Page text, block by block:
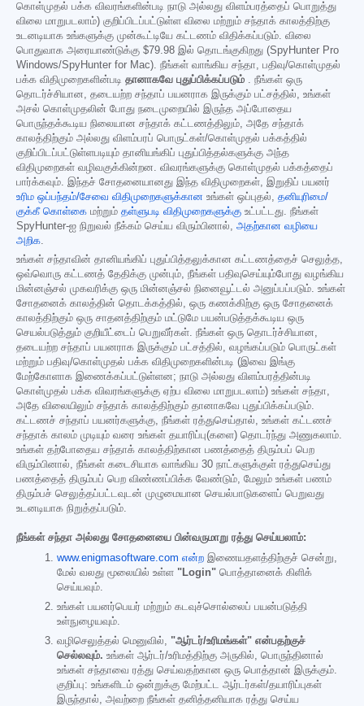
கொள்முதல் பக்க விவரங்களின்படி நாடு அல்லது விளம்பரத்தைப் பொறுத்து
விலை மாறுபடலாம்) குறிப்பிடப்பட்டுள்ள விலை மற்றும் சந்தாக் காலத்திற்கு
உடனடியாக உங்களுக்கு முன்கூட்டியே கட்டணம் விதிக்கப்படும். விலை
பொதுவாக அரையாண்டுக்கு $79.98 இல் தொடங்குகிறது (SpyHunter Pro
Windows/SpyHunter for Mac). நீங்கள் வாங்கிய சந்தா, பதிவு/கொள்முதல்
பக்க விதிமுறைகளின்படி தானாகவே புதுப்பிக்கப்படும் . நீங்கள் ஒரு
தொடர்ச்சியான, தடையற்ற சந்தாப் பயனராக இருக்கும் பட்சத்தில், உங்கள்
அசல் கொள்முதலின் போது நடைமுறையில் இருந்த அப்போதைய
பொருந்தக்கூடிய நிலையான சந்தாக் கட்டணத்திலும், அதே சந்தாக்
காலத்திற்கும் அல்லது விளம்பரப் பொருட்கள்/கொள்முதல் பக்கத்தில்
குறிப்பிடப்பட்டுள்ளபடியும் தானியங்கிப் புதுப்பித்தல்களுக்கு அந்த
விதிமுறைகள் வழிவகுக்கின்றன. விவரங்களுக்கு கொள்முதல் பக்கத்தைப்
பார்க்கவும். இந்தச் சோதனையானது இந்த விதிமுறைகள், இறுதிப் பயனர்
உரிம ஒப்பந்தம்/சேவை விதிமுறைகளுக்கான உங்கள் ஒப்புதல், தனியுரிமை/
குக்கீ கொள்கை மற்றும் தள்ளுபடி விதிமுறைகளுக்கு உட்பட்டது. நீங்கள்
SpyHunter-ஐ நிறுவல் நீக்கம் செய்ய விரும்பினால், அதற்கான வழியை
அறிக.
உங்கள் சந்தாவின் தானியங்கிப் புதுப்பித்தலுக்கான கட்டணத்தைச் செலுத்த,
ஒவ்வொரு கட்டணத் தேதிக்கு முன்பும், நீங்கள் பதிவுசெய்யும்போது வழங்கிய
மின்னஞ்சல் முகவரிக்கு ஒரு மின்னஞ்சல் நினைவூட்டல் அனுப்பப்படும். உங்கள்
சோதனைக் காலத்தின் தொடக்கத்தில், ஒரு கணக்கிற்கு ஒரு சோதனைக்
காலத்திற்கும் ஒரு சாதனத்திற்கும் மட்டுமே பயன்படுத்தக்கூடிய ஒரு
செயல்படுத்தும் குறியீட்டைப் பெறுவீர்கள். நீங்கள் ஒரு தொடர்ச்சியான,
தடையற்ற சந்தாப் பயனராக இருக்கும் பட்சத்தில், வழங்கப்படும் பொருட்கள்
மற்றும் பதிவு/கொள்முதல் பக்க விதிமுறைகளின்படி (இவை இங்கு
மேற்கோளாக இணைக்கப்பட்டுள்ளன; நாடு அல்லது விளம்பரத்தின்படி
கொள்முதல் பக்க விவரங்களுக்கு ஏற்ப விலை மாறுபடலாம்) உங்கள் சந்தா,
அதே விலையிலும் சந்தாக் காலத்திற்கும் தானாகவே புதுப்பிக்கப்படும்.
கட்டணச் சந்தாப் பயனர்களுக்கு, நீங்கள் ரத்துசெய்தால், உங்கள் கட்டணச்
சந்தாக் காலம் முடியும் வரை உங்கள் தயாரிப்பு(களை) தொடர்ந்து அணுகலாம்.
உங்கள் தற்போதைய சந்தாக் காலத்திற்கான பணத்தைத் திரும்பப் பெற
விரும்பினால், நீங்கள் கடைசியாக வாங்கிய 30 நாட்களுக்குள் ரத்துசெய்து
பணத்தைத் திரும்பப் பெற விண்ணப்பிக்க வேண்டும், மேலும் உங்கள் பணம்
திரும்பச் செலுத்தப்பட்டவுடன் முழுமையான செயல்பாடுகளைப் பெறுவது
உடனடியாக நிறுத்தப்படும்.
நீங்கள் சந்தா அல்லது சோதனையை பின்வருமாறு ரத்து செய்யலாம்:
www.enigmasoftware.com என்ற இணையதளத்திற்குச் சென்று,
மேல் வலது மூலையில் உள்ள "Login" பொத்தானைக் கிளிக்
செய்யவும்.
உங்கள் பயனர்பெயர் மற்றும் கடவுச்சொல்லைப் பயன்படுத்தி
உள்நுழையவும்.
வழிசெலுத்தல் மெனுவில், "ஆர்டர்/உரிமங்கள்" என்பதற்குச்
செல்லவும். உங்கள் ஆர்டர்/உரிமத்திற்கு அருகில், பொருந்தினால்
உங்கள் சந்தாவை ரத்து செய்வதற்கான ஒரு பொத்தான் இருக்கும்.
குறிப்பு: உங்களிடம் ஒன்றுக்கு மேற்பட்ட ஆர்டர்கள்/தயாரிப்புகள்
இருந்தால், அவற்றை நீங்கள் தனித்தனியாக ரத்து செய்ய